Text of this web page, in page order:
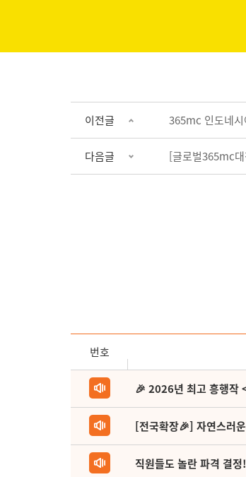
이전글 365mc 인도네
다음글 [글로벌365mc
번호
🎉 2026년 최고 흥행작
[전국확장🎉] 자연스러
직원들도 놀란 파격 결정!